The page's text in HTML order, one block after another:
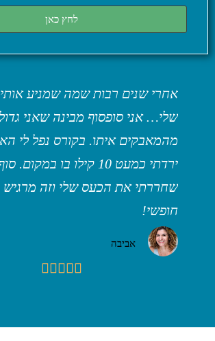
אחרי שנים רבות שמה שמניע
שלי… אני סופסוף מבינה שאני
מהמאבקים איתו. בקורס נפל לי
ירדתי כמעט 10 קילו בו במקום.
שחררתי את הכעס שלי וזה מרגיש
חופשי!
אביבה





לחץ כאן